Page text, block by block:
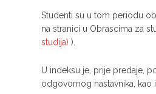
Studenti su u tom periodu
na stranici u Obrascima za
studija) ).
U indeksu je, prije predaje,
odgovornog nastavnika, kao